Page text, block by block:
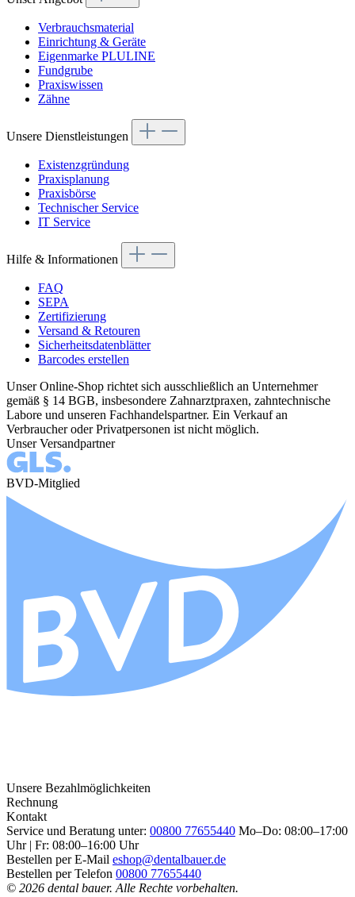
Verbrauchsmaterial
Einrichtung & Geräte
Eigenmarke PLULINE
Fundgrube
Praxiswissen
Zähne
Unsere Dienstleistungen
Existenzgründung
Praxisplanung
Praxisbörse
Technischer Service
IT Service
Hilfe & Informationen
FAQ
SEPA
Zertifizierung
Versand & Retouren
Sicherheitsdatenblätter
Barcodes erstellen
Unser Online-Shop richtet sich ausschließlich an Unternehmer
gemäß § 14 BGB, insbesondere Zahnarztpraxen, zahntechnische
Labore und unseren Fachhandelspartner. Ein Verkauf an
Verbraucher oder Privatpersonen ist nicht möglich.
Unser Versandpartner
BVD-Mitglied
Unsere Bezahlmöglichkeiten
Rechnung
Kontakt
Service und Beratung unter: 00800 77655440 Mo–Do: 08:00–17:00
Uhr | Fr: 08:00–16:00 Uhr
Bestellen per E-Mail eshop@dentalbauer.de
Bestellen per Telefon 00800 77655440
© 2026 dental bauer. Alle Rechte vorbehalten.